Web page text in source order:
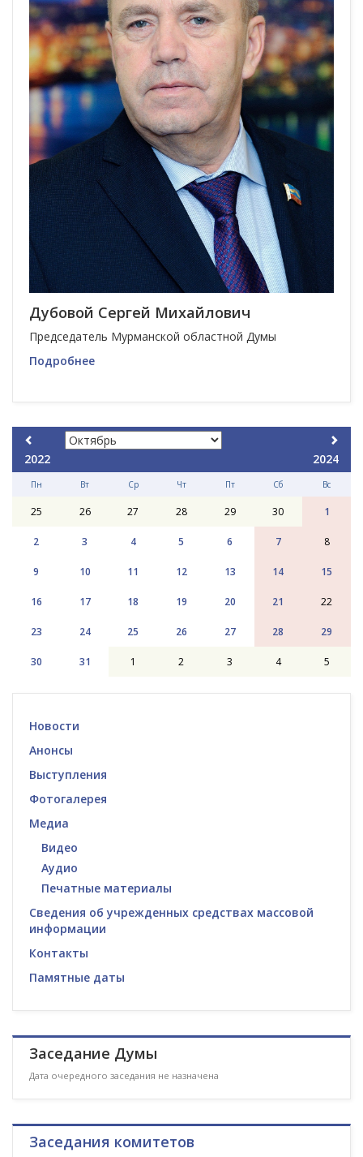
Дубовой Сергей Михайлович
Председатель Мурманской областной Думы
Подробнее
2022 2024
Пн Вт Ср Чт Пт Сб Вс
25 26 27 28 29 30 1
2 3 4 5 6 7 8
9 10 11 12 13 14 15
16 17 18 19 20 21 22
23 24 25 26 27 28 29
30 31 1 2 3 4 5
Новости
Анонсы
Выступления
Фотогалерея
Медиа
Видео
Аудио
Печатные материалы
Сведения об учрежденных средствах массовой
информации
Контакты
Памятные даты
Заседание Думы
Дата очередного заседания не назначена
Заседания комитетов